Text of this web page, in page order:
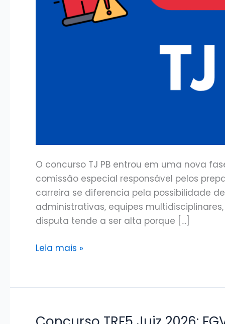
O concurso TJ PB entrou em uma nova
comissão especial responsável pelos
carreira se diferencia pela possibilidade
administrativas, equipes
disputa tende a ser alta porque […]
Concurso
2026:
comissão
Leia mais »